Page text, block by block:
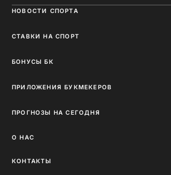
НОВОСТИ СПОРТА
СТАВКИ НА СПОРТ
БОНУСЫ БК
ПРИЛОЖЕНИЯ БУКМЕКЕРОВ
ПРОГНОЗЫ НА СЕГОДНЯ
О НАС
КОНТАКТЫ